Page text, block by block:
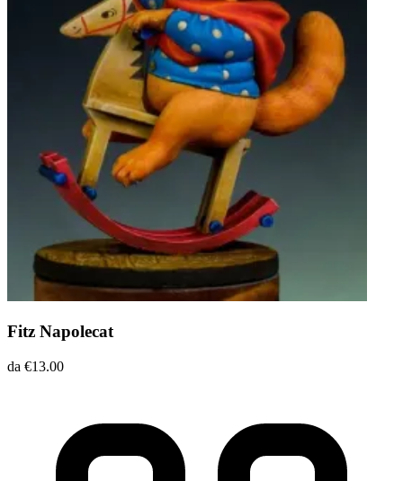
Fitz Napolecat
da €13.00